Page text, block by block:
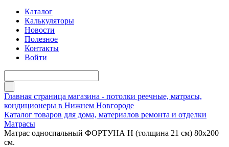
Каталог
Калькуляторы
Новости
Полезное
Контакты
Войти
Главная страница магазина - потолки реечные, матрасы,
кондиционеры в Нижнем Новгороде
Каталог товаров для дома, материалов ремонта и отделки
Матрасы
Матрас односпальный ФОРТУНА Н (толщина 21 см) 80х200
см.